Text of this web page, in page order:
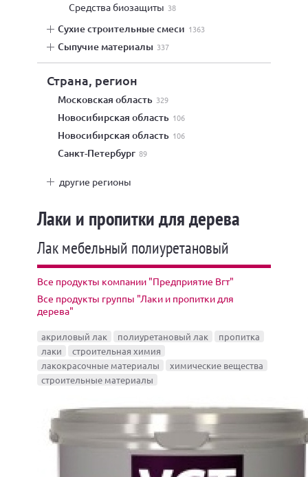
средства биозащиты 38
сухие строительные смеси 1363
сыпучие материалы 337
Страна, регион
Московская область 329
Новосибирская область 106
Новосибирская область 106
Санкт-Петербург 89
другие регионы
Лаки и пропитки для дерева
Лак мебельный полиуретановый
Все продукты компании "Предприятие Вгт"
Все продукты группы "Лаки и пропитки для
дерева"
акриловый лак полиуретановый лак
пропитка
лаки
строительная химия
лакокрасочные материалы
химические вещества
строительные материалы